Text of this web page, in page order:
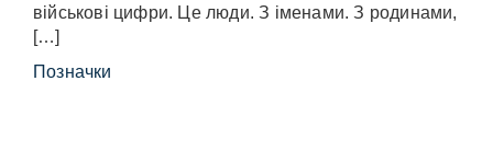
військові цифри. Це люди. З іменами. З родинами,
[…]
Позначки